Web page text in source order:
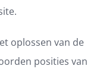
oplossen van de
posities van